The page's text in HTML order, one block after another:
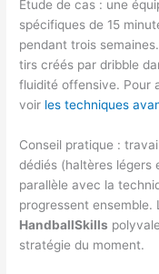
Étude de cas : une
spécifiques de 15
pendant trois
tirs créés par dribble
fluidité offensive. Pour
voir les techniques
Conseil pratique :
dédiés (haltères légers
parallèle avec la
progressent ensemble.
HandballSkills
stratégie du moment.